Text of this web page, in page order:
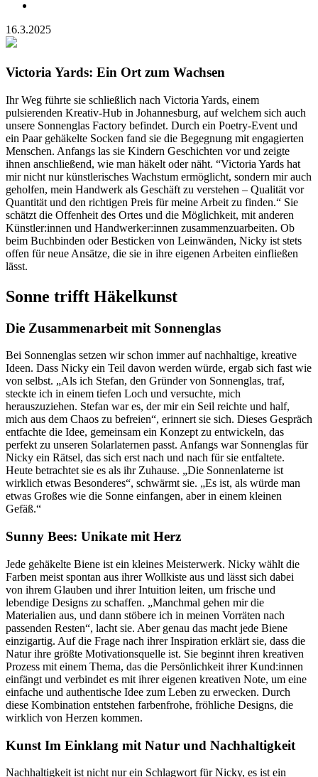
16.3.2025
Victoria Yards: Ein Ort zum Wachsen
Ihr Weg führte sie schließlich nach Victoria Yards, einem
pulsierenden Kreativ-Hub in Johannesburg, auf welchem sich auch
unsere Sonnenglas Factory befindet. Durch ein Poetry-Event und
ein Paar gehäkelte Socken fand sie die Begegnung mit engagierten
Menschen. Anfangs las sie Kindern Geschichten vor und zeigte
ihnen anschließend, wie man häkelt oder näht. “Victoria Yards hat
mir nicht nur künstlerisches Wachstum ermöglicht, sondern mir auch
geholfen, mein Handwerk als Geschäft zu verstehen – Qualität vor
Quantität und den richtigen Preis für meine Arbeit zu finden.“ Sie
schätzt die Offenheit des Ortes und die Möglichkeit, mit anderen
Künstler:innen und Handwerker:innen zusammenzuarbeiten. Ob
beim Buchbinden oder Besticken von Leinwänden, Nicky ist stets
offen für neue Ansätze, die sie in ihre eigenen Arbeiten einfließen
lässt.
Sonne trifft Häkelkunst
Die Zusammenarbeit mit Sonnenglas
Bei Sonnenglas setzen wir schon immer auf nachhaltige, kreative
Ideen. Dass Nicky ein Teil davon werden würde, ergab sich fast wie
von selbst. „Als ich Stefan, den Gründer von Sonnenglas, traf,
steckte ich in einem tiefen Loch und versuchte, mich
herauszuziehen. Stefan war es, der mir ein Seil reichte und half,
mich aus dem Chaos zu befreien“, erinnert sie sich. Dieses Gespräch
entfachte die Idee, gemeinsam ein Konzept zu entwickeln, das
perfekt zu unseren Solarlaternen passt. Anfangs war Sonnenglas für
Nicky ein Rätsel, das sich erst nach und nach für sie entfaltete.
Heute betrachtet sie es als ihr Zuhause. „Die Sonnenlaterne ist
wirklich etwas Besonderes“, schwärmt sie. „Es ist, als würde man
etwas Großes wie die Sonne einfangen, aber in einem kleinen
Gefäß.“
Sunny Bees: Unikate mit Herz
Jede gehäkelte Biene ist ein kleines Meisterwerk. Nicky wählt die
Farben meist spontan aus ihrer Wollkiste aus und lässt sich dabei
von ihrem Glauben und ihrer Intuition leiten, um frische und
lebendige Designs zu schaffen. „Manchmal gehen mir die
Materialien aus, und dann stöbere ich in meinen Vorräten nach
passenden Resten“, lacht sie. Aber genau das macht jede Biene
einzigartig. Auf die Frage nach ihrer Inspiration erklärt sie, dass die
Natur ihre größte Motivationsquelle ist. Sie beginnt ihren kreativen
Prozess mit einem Thema, das die Persönlichkeit ihrer Kund:innen
einfängt und verbindet es mit ihrer eigenen kreativen Note, um eine
einfache und authentische Idee zum Leben zu erwecken. Durch
diese Kombination entstehen farbenfrohe, fröhliche Designs, die
wirklich von Herzen kommen.
Kunst Im Einklang mit Natur und Nachhaltigkeit
Nachhaltigkeit ist nicht nur ein Schlagwort für Nicky, es ist ein